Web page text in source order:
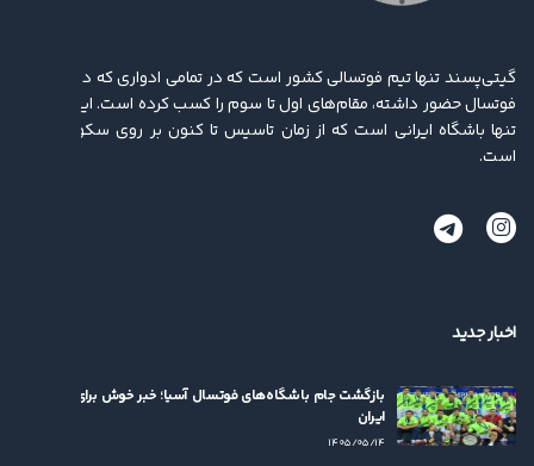
گیتی‌پسند تنها تیم فوتسالی کشور است که در تمامی ادواری که در لیگ برتر
فوتسال حضور داشته، مقام‌های اول تا سوم را کسب کرده ‌است. این باشگاه
تنها باشگاه ایرانی است که از زمان تاسیس تا کنون بر روی سکو ایستاده
است.
اخبار جدید
بازگشت جام باشگاه‌های فوتسال آسیا؛ خبر خوش برای فوتسال
ایران
۱۴۰۵/۰۵/۱۴